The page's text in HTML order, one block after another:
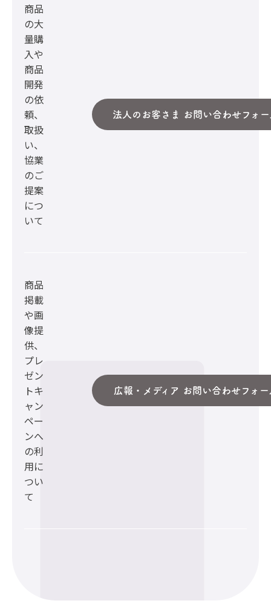
商品
の大
量購
入や
商品
開発
の依
頼、
取扱
い、
協業
のご
提案
につ
いて
法人のお客さま お問い合わせフォー
商品
掲載
や画
像提
供、
プレ
ゼン
トキ
ャン
ペー
ンへ
の利
用に
つい
て
広報・メディア お問い合わせフォー